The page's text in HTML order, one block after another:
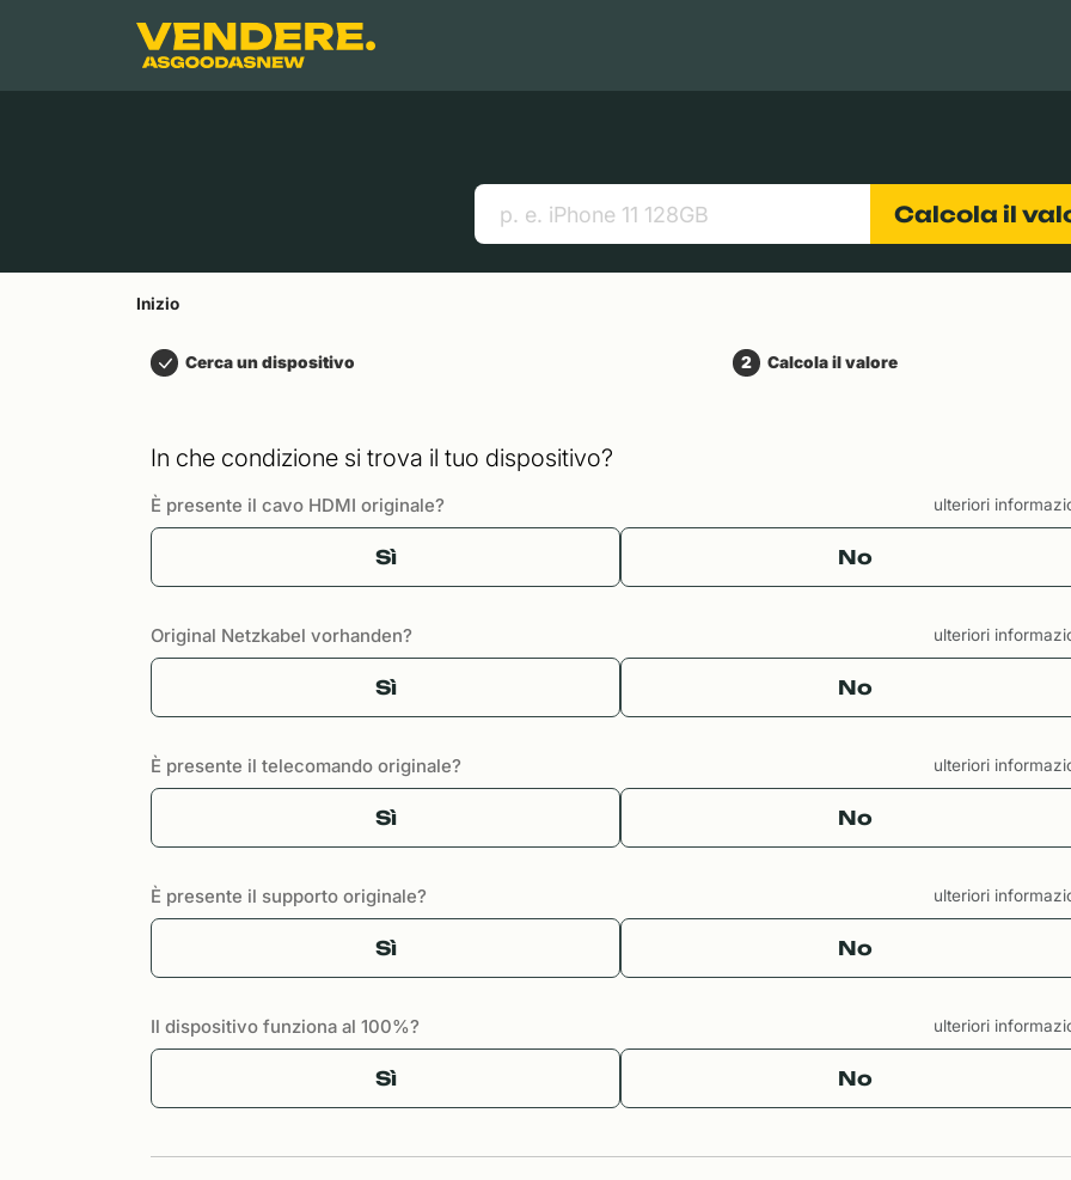
Contenuto principale
Calcola il
Inizio
Cerca un dispositivo 2 Calcola il valore
In che condizione si trova il tuo dispositivo?
È presente il cavo HDMI originale? ulteriori
Sì No
Original Netzkabel vorhanden? ulteriori
Sì No
È presente il telecomando originale? ulteriori
Sì No
È presente il supporto originale? ulteriori
Sì No
Il dispositivo funziona al 100%? ulteriori
Sì No